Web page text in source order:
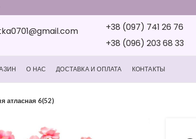
+38 (097) 741 26 76
+38 (096) 203 68 33
О НАС ДОСТАВКА И ОПЛАТА КОНТАКТЫ
атласная 6(52)